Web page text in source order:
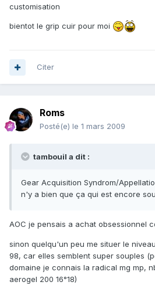
customisation
bientot le grip cuir pour moi
Citer
Roms
Posté(e) le 1 mars 2009
tambouil a dit :
Gear Acquisition Syndrom/
n'y a bien que ça qui est encore
AOC je pensais a achat obsessionnel
sinon quelqu'un peu me situer le
98, car elles semblent super souples
domaine je connais la radical mg mp,
aerogel 200 16°18)